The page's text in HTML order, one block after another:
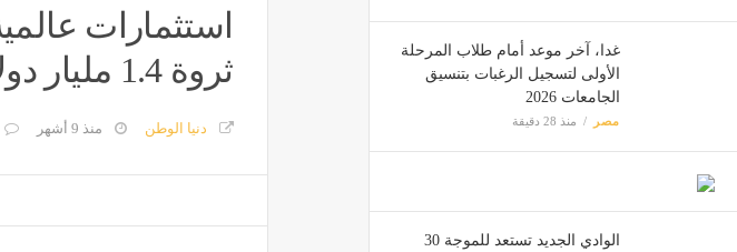
غدا، آخر موعد أمام طلاب المرحلة
الأولى لتسجيل الرغبات بتنسيق
الجامعات 2026
مصر منذ 28 دقيقة
الوادي الجديد تستعد للموجة 30
إعلام عبري: أمريكا تضغط على إسرائيل لوقف
منذ 29 دقيقة
استثمارات
ثروة 1.4 مليار دولار؟
دنيا الوطن منذ 9 أشهر